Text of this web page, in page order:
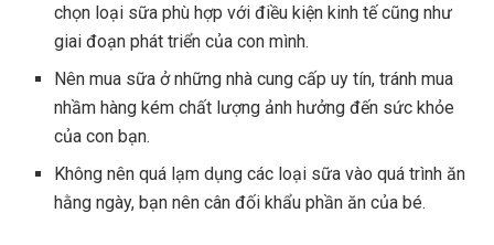
chọn loại sữa phù hợp với điều kiện kinh tế cũng như
giai đoạn phát triển của con mình.
Nên mua sữa ở những nhà cung cấp uy tín, tránh mua
nhầm hàng kém chất lượng ảnh hưởng đến sức khỏe
của con bạn.
Không nên quá lạm dụng các loại sữa vào quá trình ăn
hằng ngày, bạn nên cân đối khẩu phần ăn của bé.